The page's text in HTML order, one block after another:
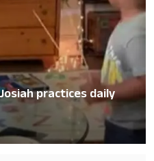
practices daily